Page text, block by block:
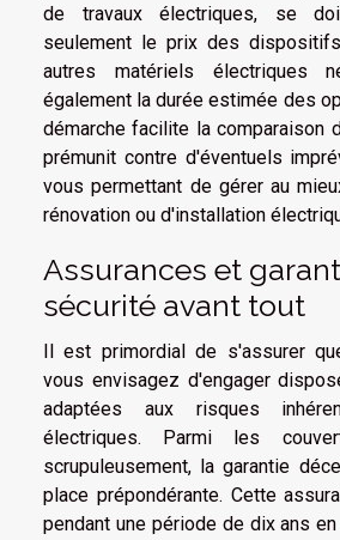
de travaux électriques, se
seulement le prix des
autres matériels électriques
également la durée estimée des
démarche facilite la comparaison
prémunit contre d'éventuels
vous permettant de gérer au
rénovation ou d'installation
Assurances et
sécurité avant tout
Il est primordial de s'assurer
vous envisagez d'engager
adaptées aux risques
électriques. Parmi les
scrupuleusement, la garantie
place prépondérante. Cette
pendant une période de dix ans